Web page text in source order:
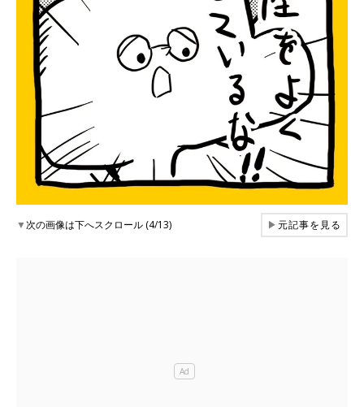
▼次の画像は下へスクロール (4/13) ▶元記事を見る